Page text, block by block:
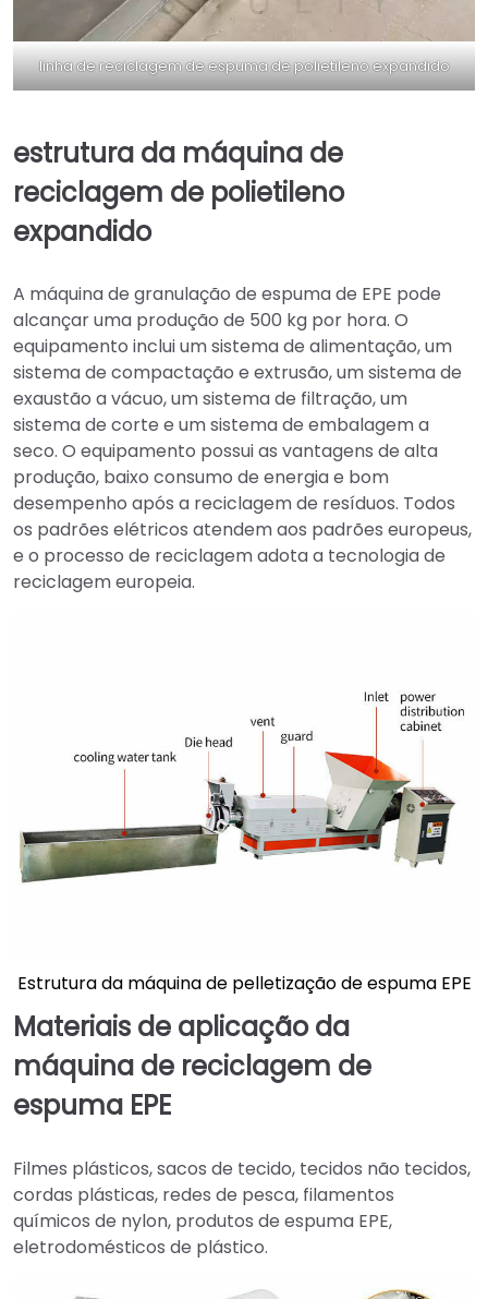
linha de reciclagem de espuma de polietileno expandido
estrutura da máquina de
reciclagem de polietileno
expandido
A máquina de granulação de espuma de EPE pode
alcançar uma produção de 500 kg por hora. O
equipamento inclui um sistema de alimentação, um
sistema de compactação e extrusão, um sistema de
exaustão a vácuo, um sistema de filtração, um
sistema de corte e um sistema de embalagem a
seco. O equipamento possui as vantagens de alta
produção, baixo consumo de energia e bom
desempenho após a reciclagem de resíduos. Todos
os padrões elétricos atendem aos padrões europeus,
e o processo de reciclagem adota a tecnologia de
reciclagem europeia.
Estrutura da máquina de pelletização de espuma EPE
Materiais de aplicação da
máquina de reciclagem de
espuma EPE
Filmes plásticos, sacos de tecido, tecidos não tecidos,
cordas plásticas, redes de pesca, filamentos
químicos de nylon, produtos de espuma EPE,
eletrodomésticos de plástico.